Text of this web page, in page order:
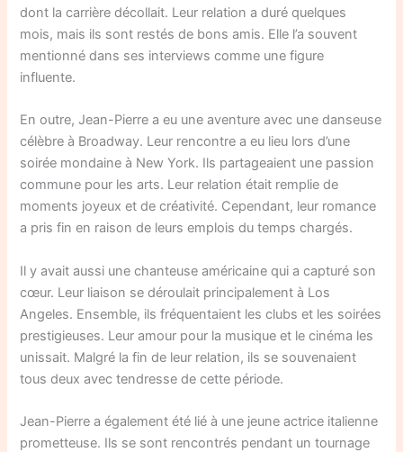
dont la carrière décollait. Leur relation a duré quelques
mois, mais ils sont restés de bons amis. Elle l’a souvent
mentionné dans ses interviews comme une figure
influente.
En outre, Jean-Pierre a eu une aventure avec une danseuse
célèbre à Broadway. Leur rencontre a eu lieu lors d’une
soirée mondaine à New York. Ils partageaient une passion
commune pour les arts. Leur relation était remplie de
moments joyeux et de créativité. Cependant, leur romance
a pris fin en raison de leurs emplois du temps chargés.
Il y avait aussi une chanteuse américaine qui a capturé son
cœur. Leur liaison se déroulait principalement à Los
Angeles. Ensemble, ils fréquentaient les clubs et les soirées
prestigieuses. Leur amour pour la musique et le cinéma les
unissait. Malgré la fin de leur relation, ils se souvenaient
tous deux avec tendresse de cette période.
Jean-Pierre a également été lié à une jeune actrice italienne
prometteuse. Ils se sont rencontrés pendant un tournage